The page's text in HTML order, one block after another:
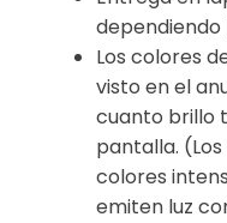
dependiendo
Los colores
visto en el
cuanto brillo
pantalla.
colores
emiten luz